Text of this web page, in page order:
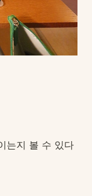
는지 볼 수 있다